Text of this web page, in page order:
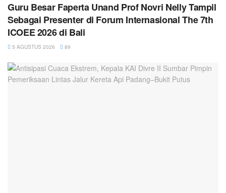
Guru Besar Faperta Unand Prof Novri Nelly Tampil
Sebagai Presenter di Forum Internasional The 7th
ICOEE 2026 di Bali
5 AGUSTUS 2026 89